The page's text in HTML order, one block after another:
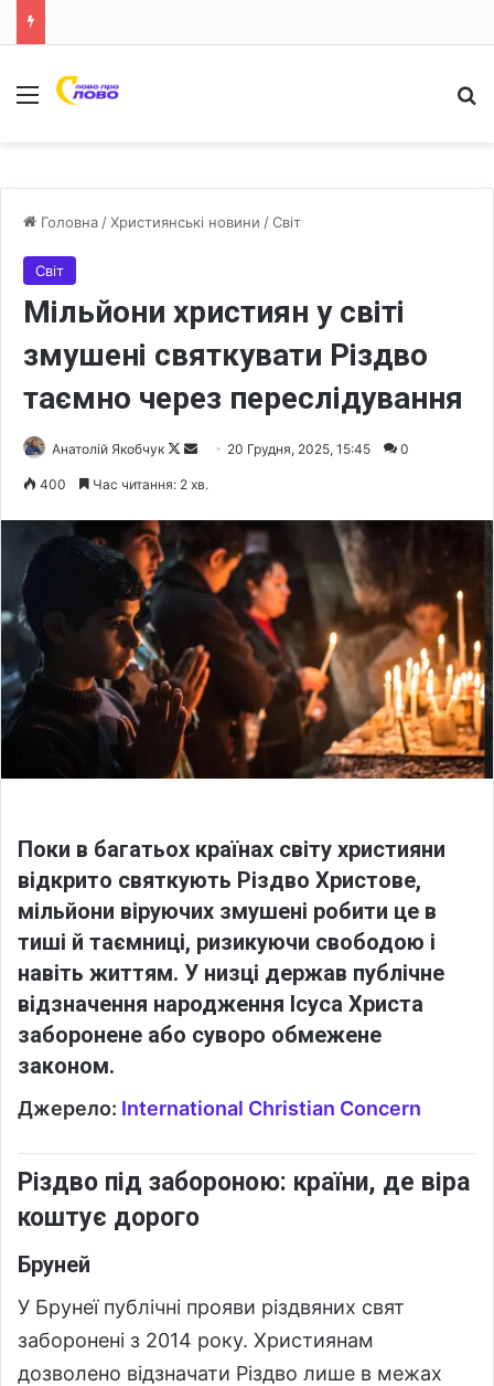
Меню
Головна /Християнські новини /Світ
Світ
Мільйони християн у світі
змушені святкувати Різдво
таємно через переслідування
Анатолій Якобчук
F
o
o
X
a
n
a
i
l
20 Грудня, 2025, 15:45 0
400 Час читання: 2 хв.
Поки в багатьох країнах світу християни
відкрито святкують Різдво Христове,
мільйони віруючих змушені робити це в
тиші й таємниці, ризикуючи свободою і
навіть життям. У низці держав публічне
відзначення народження Ісуса Христа
заборонене або суворо обмежене
законом.
Джерело: International Christian Concern
Різдво під забороною: країни, де віра
коштує дорого
Бруней
У Брунеї публічні прояви різдвяних свят
заборонені з 2014 року. Християнам
дозволено відзначати Різдво лише в межах